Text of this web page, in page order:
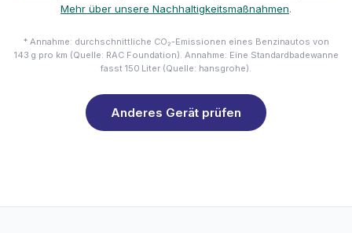
Mehr über unsere Nachhaltigkeitsmaßnahmen.
* Annahme: durchschnittliche CO₂-Emissionen eines Benzinautos von
143 g pro km (Quelle: RAC Foundation). Annahme: Eine Standardbadewanne
fasst 150 Liter (Quelle: hansgrohe).
Anderes Gerät prüfen